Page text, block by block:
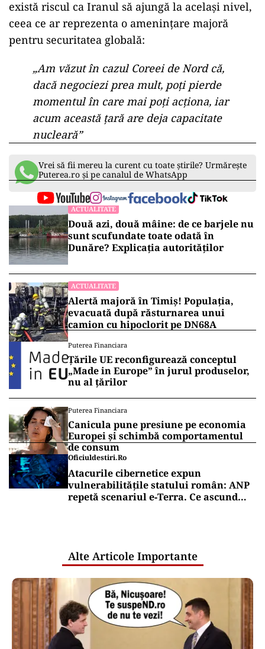
există riscul ca Iranul să ajungă la același nivel,
ceea ce ar reprezenta o amenințare majoră
pentru securitatea globală:
„Am văzut în cazul Coreei de Nord că,
dacă negociezi prea mult, poți pierde
momentul în care mai poți acționa, iar
acum această țară are deja capacitate
nucleară”
Vrei să fii mereu la curent cu toate știrile? Urmărește
Puterea.ro și pe canalul de WhatsApp
ACTUALITATE
Două azi, două mâine: de ce barjele nu
sunt scufundate toate odată în
Dunăre? Explicația autorităților
ACTUALITATE
Alertă majoră în Timiș! Populația,
evacuată după răsturnarea unui
camion cu hipoclorit pe DN68A
Puterea Financiara
Țările UE reconfigurează conceptul
„Made in Europe” în jurul produselor,
nu al țărilor
Puterea Financiara
Canicula pune presiune pe economia
Europei și schimbă comportamentul
de consum
Oficiuldestiri.ro
Atacurile cibernetice expun
vulnerabilitățile statului român: ANP
repetă scenariul e‑Terra. Ce ascund
Alte Articole Importante